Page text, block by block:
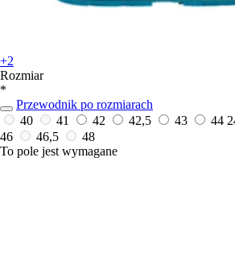
+2
Rozmiar
*
Przewodnik po rozmiarach
40
41 42 42,5 43 44
46
46,5
48
To pole jest wymagane